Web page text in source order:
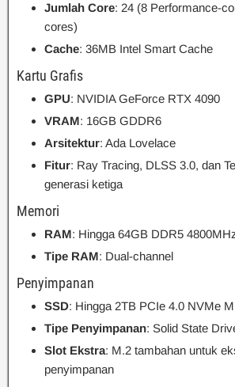
Jumlah Core: 24 (8 Performance-
cores)
Cache: 36MB Intel Smart Cache
Kartu Grafis
GPU: NVIDIA GeForce RTX 4090
VRAM: 16GB GDDR6
Arsitektur: Ada Lovelace
Fitur: Ray Tracing, DLSS 3.0, dan
generasi ketiga
Memori
RAM: Hingga 64GB DDR5
Tipe RAM: Dual-channel
Penyimpanan
SSD: Hingga 2TB PCIe 4.0 NVMe
Tipe Penyimpanan: Solid State
Slot Ekstra: M.2 tambahan untuk
penyimpanan